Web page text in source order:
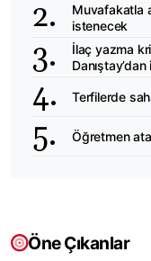
Muvafakatla
istenecek
İlaç yazma
Terfilerde
Öğretmen
Öne Çıkanlar